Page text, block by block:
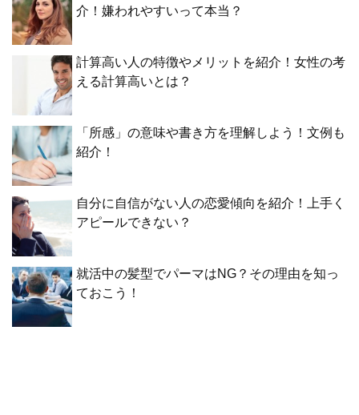
介！嫌われやすいって本当？
計算高い人の特徴やメリットを紹介！女性の考
える計算高いとは？
「所感」の意味や書き方を理解しよう！文例も
紹介！
自分に自信がない人の恋愛傾向を紹介！上手く
アピールできない？
就活中の髪型でパーマはNG？その理由を知っ
ておこう！